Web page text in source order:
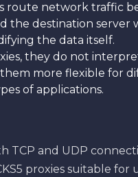
route network traffic
the destination server
the data itself.
they do not
more flexible for
of applications.
TCP and UDP
proxies suitable for